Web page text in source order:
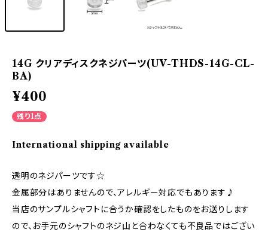
14G クリアディスクネジパーツ(UV-THDS-14G-CL-
BA)
¥400
残り1点
International shipping available
透明のネジパーツです☆
金属部分はありませんので、アレルギー対応でもあります♪
当店のサンプルシャフトに合うか確認をしたものをお送りします
ので、お手元のシャフトのネジ山と合わなくても不良品ではござい